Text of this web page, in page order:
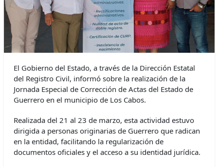
El Gobierno del Estado, a través de la Dirección Estatal
del Registro Civil, informó sobre la realización de la
Jornada Especial de Corrección de Actas del Estado de
Guerrero en el municipio de Los Cabos.
Realizada del 21 al 23 de marzo, esta actividad estuvo
dirigida a personas originarias de Guerrero que radican
en la entidad, facilitando la regularización de
documentos oficiales y el acceso a su identidad jurídica.